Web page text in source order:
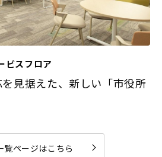
見据えた、新しい「市役所
ビスフロア
覧ページはこちら